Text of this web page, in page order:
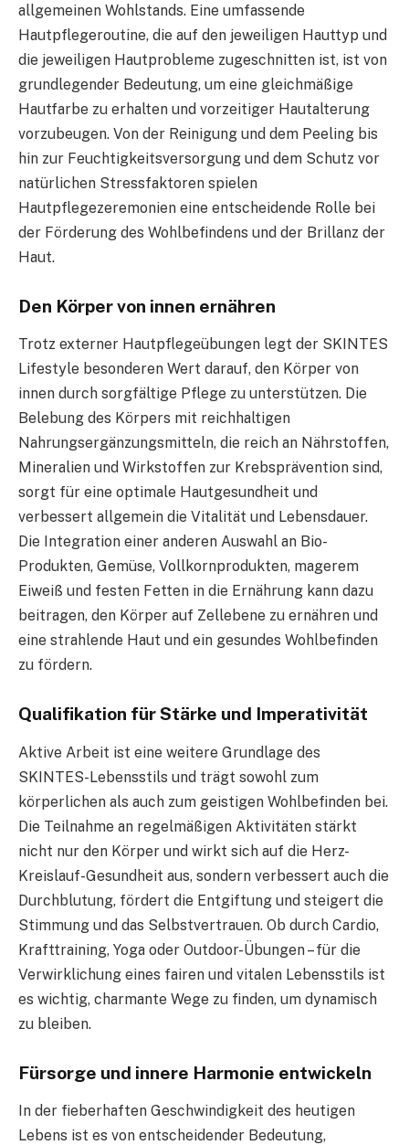
allgemeinen Wohlstands. Eine umfassende
Hautpflegeroutine, die auf den jeweiligen Hauttyp und
die jeweiligen Hautprobleme zugeschnitten ist, ist von
grundlegender Bedeutung, um eine gleichmäßige
Hautfarbe zu erhalten und vorzeitiger Hautalterung
vorzubeugen. Von der Reinigung und dem Peeling bis
hin zur Feuchtigkeitsversorgung und dem Schutz vor
natürlichen Stressfaktoren spielen
Hautpflegezeremonien eine entscheidende Rolle bei
der Förderung des Wohlbefindens und der Brillanz der
Haut.
Den Körper von innen ernähren
Trotz externer Hautpflegeübungen legt der SKINTES
Lifestyle besonderen Wert darauf, den Körper von
innen durch sorgfältige Pflege zu unterstützen. Die
Belebung des Körpers mit reichhaltigen
Nahrungsergänzungsmitteln, die reich an Nährstoffen,
Mineralien und Wirkstoffen zur Krebsprävention sind,
sorgt für eine optimale Hautgesundheit und
verbessert allgemein die Vitalität und Lebensdauer.
Die Integration einer anderen Auswahl an Bio-
Produkten, Gemüse, Vollkornprodukten, magerem
Eiweiß und festen Fetten in die Ernährung kann dazu
beitragen, den Körper auf Zellebene zu ernähren und
eine strahlende Haut und ein gesundes Wohlbefinden
zu fördern.
Qualifikation für Stärke und Imperativität
Aktive Arbeit ist eine weitere Grundlage des
SKINTES-Lebensstils und trägt sowohl zum
körperlichen als auch zum geistigen Wohlbefinden bei.
Die Teilnahme an regelmäßigen Aktivitäten stärkt
nicht nur den Körper und wirkt sich auf die Herz-
Kreislauf-Gesundheit aus, sondern verbessert auch die
Durchblutung, fördert die Entgiftung und steigert die
Stimmung und das Selbstvertrauen. Ob durch Cardio,
Krafttraining, Yoga oder Outdoor-Übungen – für die
Verwirklichung eines fairen und vitalen Lebensstils ist
es wichtig, charmante Wege zu finden, um dynamisch
zu bleiben.
Fürsorge und innere Harmonie entwickeln
In der fieberhaften Geschwindigkeit des heutigen
Lebens ist es von entscheidender Bedeutung,